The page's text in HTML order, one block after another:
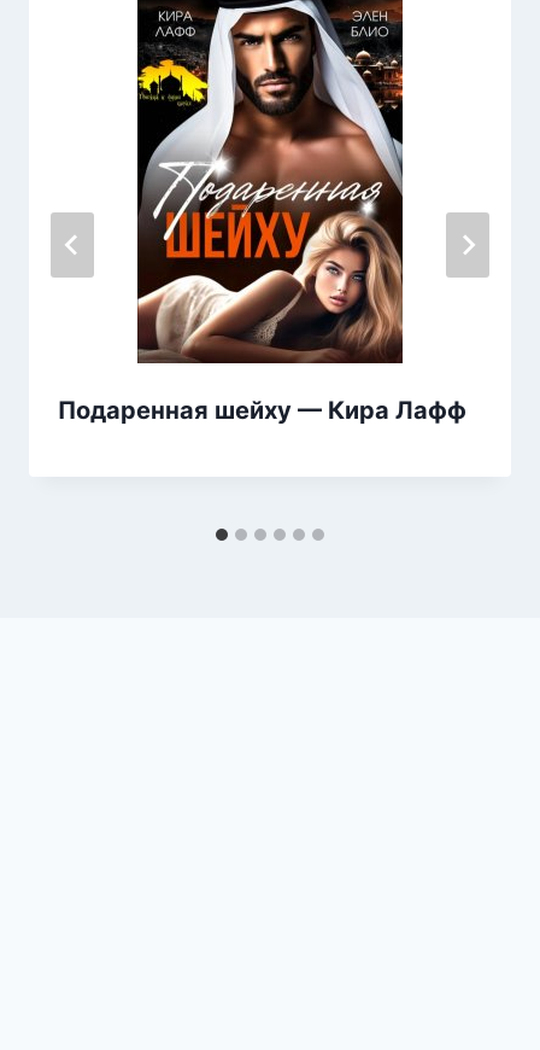
Подаренная шейху — Кира Лафф